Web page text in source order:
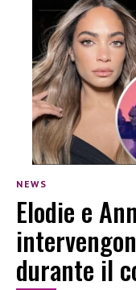
NEWS
Elodie e
durante il